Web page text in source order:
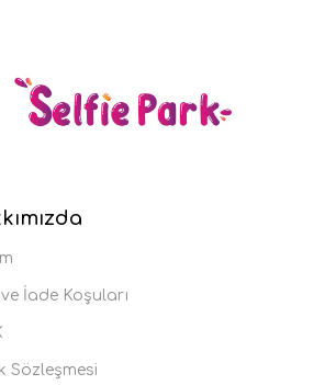
İade Koşuları
Sözleşmesi